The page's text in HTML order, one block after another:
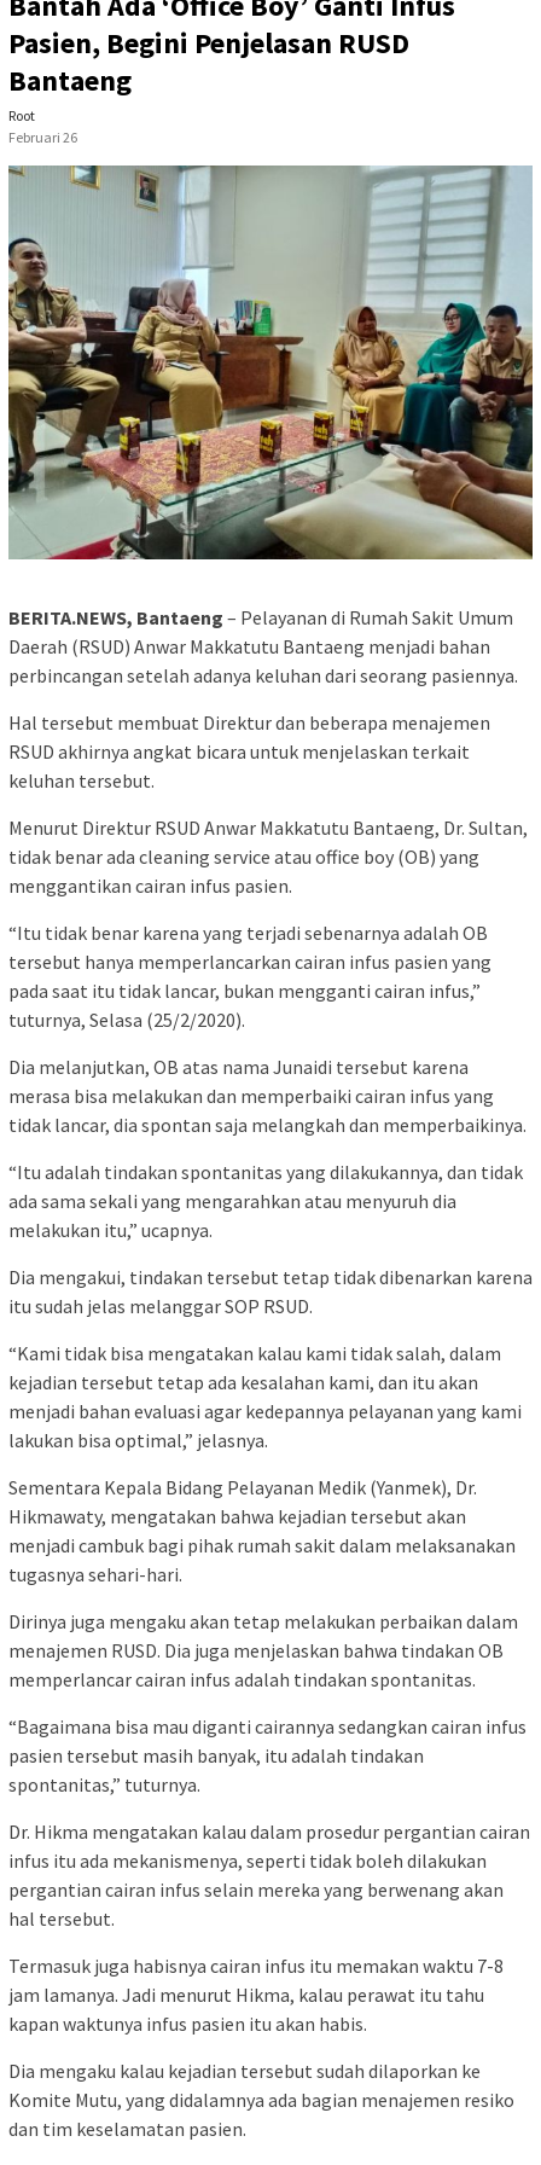
Pasien, Begini Penjelasan RUSD
Bantaeng
Root
Februari 26
BERITA.NEWS, Bantaeng – Pelayanan di Rumah Sakit Umum
Daerah (RSUD) Anwar Makkatutu Bantaeng menjadi bahan
perbincangan setelah adanya keluhan dari seorang pasiennya.
Hal tersebut membuat Direktur dan beberapa menajemen
RSUD akhirnya angkat bicara untuk menjelaskan terkait
keluhan tersebut.
Menurut Direktur RSUD Anwar Makkatutu Bantaeng, Dr. Sultan,
tidak benar ada cleaning service atau office boy (OB) yang
menggantikan cairan infus pasien.
“Itu tidak benar karena yang terjadi sebenarnya adalah OB
tersebut hanya memperlancarkan cairan infus pasien yang
pada saat itu tidak lancar, bukan mengganti cairan infus,”
tuturnya, Selasa (25/2/2020).
Dia melanjutkan, OB atas nama Junaidi tersebut karena
merasa bisa melakukan dan memperbaiki cairan infus yang
tidak lancar, dia spontan saja melangkah dan memperbaikinya.
“Itu adalah tindakan spontanitas yang dilakukannya, dan tidak
ada sama sekali yang mengarahkan atau menyuruh dia
melakukan itu,” ucapnya.
Dia mengakui, tindakan tersebut tetap tidak dibenarkan karena
itu sudah jelas melanggar SOP RSUD.
“Kami tidak bisa mengatakan kalau kami tidak salah, dalam
kejadian tersebut tetap ada kesalahan kami, dan itu akan
menjadi bahan evaluasi agar kedepannya pelayanan yang kami
lakukan bisa optimal,” jelasnya.
Sementara Kepala Bidang Pelayanan Medik (Yanmek), Dr.
Hikmawaty, mengatakan bahwa kejadian tersebut akan
menjadi cambuk bagi pihak rumah sakit dalam melaksanakan
tugasnya sehari-hari.
Dirinya juga mengaku akan tetap melakukan perbaikan dalam
menajemen RUSD. Dia juga menjelaskan bahwa tindakan OB
memperlancar cairan infus adalah tindakan spontanitas.
“Bagaimana bisa mau diganti cairannya sedangkan cairan infus
pasien tersebut masih banyak, itu adalah tindakan
spontanitas,” tuturnya.
Dr. Hikma mengatakan kalau dalam prosedur pergantian cairan
infus itu ada mekanismenya, seperti tidak boleh dilakukan
pergantian cairan infus selain mereka yang berwenang akan
hal tersebut.
Termasuk juga habisnya cairan infus itu memakan waktu 7-8
jam lamanya. Jadi menurut Hikma, kalau perawat itu tahu
kapan waktunya infus pasien itu akan habis.
Dia mengaku kalau kejadian tersebut sudah dilaporkan ke
Komite Mutu, yang didalamnya ada bagian menajemen resiko
dan tim keselamatan pasien.